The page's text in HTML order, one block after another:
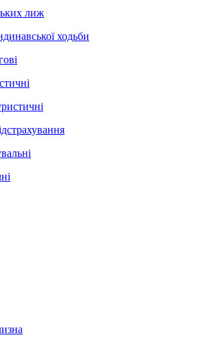
лиж
ходьби